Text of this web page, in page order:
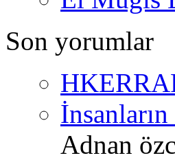
Son yorumlar
Adnan